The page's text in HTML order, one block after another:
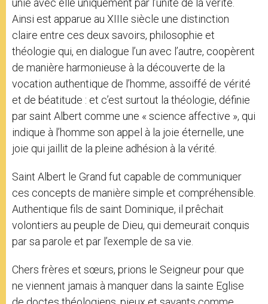
unie avec elle uniquement par l’unité de la vérité.
Ainsi est apparue au XIIIe siècle une distinction
claire entre ces deux savoirs, philosophie et
théologie qui, en dialogue l’un avec l’autre, coopèrent
de manière harmonieuse à la découverte de la
vocation authentique de l’homme, assoiffé de vérité
et de béatitude : et c’est surtout la théologie, définie
par saint Albert comme une « science affective », qui
indique à l’homme son appel à la joie éternelle, une
joie qui jaillit de la pleine adhésion à la vérité.
Saint Albert le Grand fut capable de communiquer
ces concepts de manière simple et compréhensible.
Authentique fils de saint Dominique, il prêchait
volontiers au peuple de Dieu, qui demeurait conquis
par sa parole et par l’exemple de sa vie.
Chers frères et sœurs, prions le Seigneur pour que
ne viennent jamais à manquer dans la sainte Eglise